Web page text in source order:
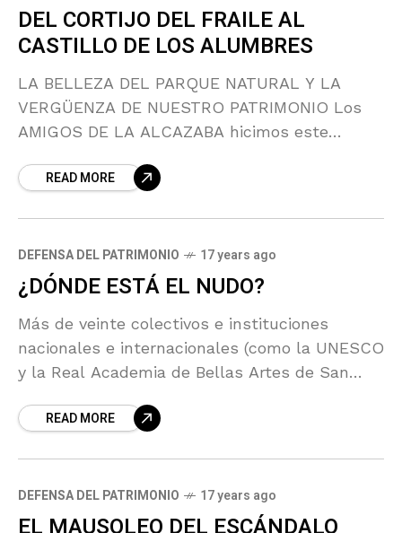
DEL CORTIJO DEL FRAILE AL
CASTILLO DE LOS ALUMBRES
LA BELLEZA DEL PARQUE NATURAL Y LA
VERGÜENZA DE NUESTRO PATRIMONIO Los
AMIGOS DE LA ALCAZABA hicimos este
preciosa excursión por
READ MORE
DEFENSA DEL PATRIMONIO 17 years ago
¿DÓNDE ESTÁ EL NUDO?
Más de veinte colectivos e instituciones
nacionales e internacionales (como la UNESCO
y la Real Academia de Bellas Artes de San
la Iglesia
READ MORE
DEFENSA DEL PATRIMONIO 17 years ago